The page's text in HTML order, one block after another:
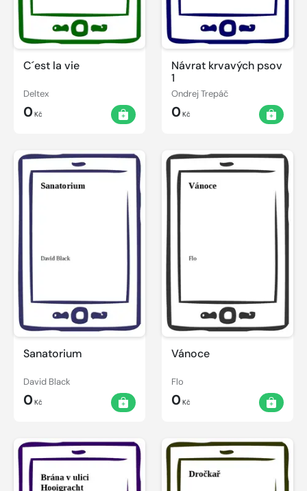
C´est la vie
Deltex
0Kč
Návrat krvavých psov
1
Ondrej Trepáč
0Kč
Sanatorium
David Black
0Kč
Vánoce
Flo
0Kč